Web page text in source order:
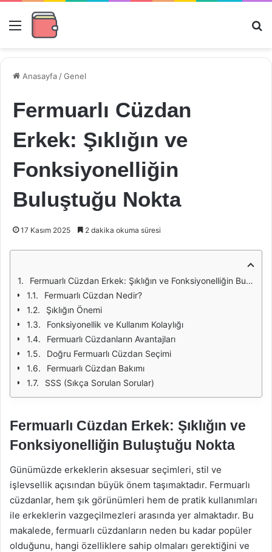
Menü
Anasayfa /Genel
Fermuarlı Cüzdan
Erkek: Şıklığın ve
Fonksiyonelliğin
Buluştuğu Nokta
17 Kasım 2025 2 dakika okuma süresi
Fermuarlı Cüzdan Erkek: Şıklığın ve Fonksiyonelliğin Buluştuğu Nokta
Fermuarlı Cüzdan Nedir?
Şıklığın Önemi
Fonksiyonellik ve Kullanım Kolaylığı
Fermuarlı Cüzdanların Avantajları
Doğru Fermuarlı Cüzdan Seçimi
Fermuarlı Cüzdan Bakımı
SSS (Sıkça Sorulan Sorular)
Fermuarlı Cüzdan Erkek: Şıklığın ve
Fonksiyonelliğin Buluştuğu Nokta
Günümüzde erkeklerin aksesuar seçimleri, stil ve
işlevsellik açısından büyük önem taşımaktadır. Fermuarlı
cüzdanlar, hem şık görünümleri hem de pratik kullanımları
ile erkeklerin vazgeçilmezleri arasında yer almaktadır. Bu
makalede, fermuarlı cüzdanların neden bu kadar popüler
olduğunu, hangi özelliklere sahip olmaları gerektiğini ve